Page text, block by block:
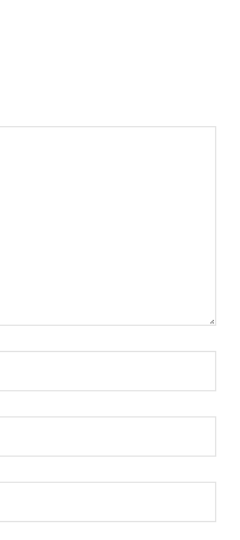
:*
:*
: